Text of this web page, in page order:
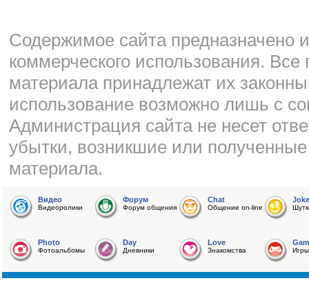
Cодержимое сайта предназначено
коммерческого использования.
материала принадлежат их
использование возможно лишь с
Администрация сайта не несет
убытки, возникшие или
материала.
Видео
Видеоролики
Форум
Форум общения
Chat
Общение on-line
Joke
Photo
Фотоальбомы
Day
Дневники
Love
Знакомства Игры